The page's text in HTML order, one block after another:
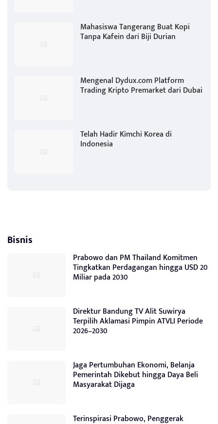
Mahasiswa Tangerang Buat Kopi
Tanpa Kafein dari Biji Durian
Mengenal Dydux.com Platform
Trading Kripto Premarket dari Dubai
Telah Hadir Kimchi Korea di
Indonesia
Bisnis
Prabowo dan PM Thailand Komitmen
Tingkatkan Perdagangan hingga USD 20
Miliar pada 2030
Direktur Bandung TV Alit Suwirya
Terpilih Aklamasi Pimpin ATVLI Periode
2026–2030
Jaga Pertumbuhan Ekonomi, Belanja
Pemerintah Dikebut hingga Daya Beli
Masyarakat Dijaga
Terinspirasi Prabowo, Penggerak